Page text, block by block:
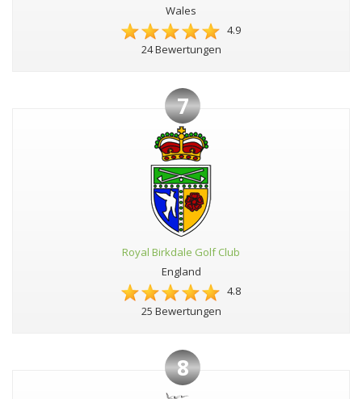
Wales
4.9
24 Bewertungen
7
Royal Birkdale Golf Club
England
4.8
25 Bewertungen
8